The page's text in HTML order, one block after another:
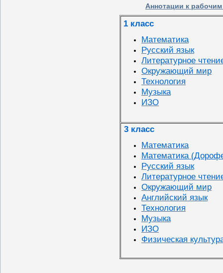
Аннотации к
1 класс
Математика
Русский язык
Литературное
Окружающий мир
Технология
Музыка
ИЗО
3 класс
Математика
Математика
Русский язык
Литературное
Окружающий мир
Английский язык
Технология
Музыка
ИЗО
Физическая